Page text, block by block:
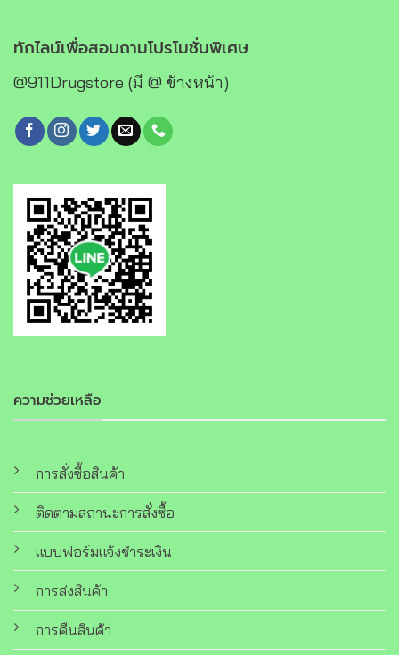
ความช่วยเหลือ
การสั่งซื้อสินค้า
ติดตามสถานะการสั่งซื้อ
แบบฟอร์มแจ้งชำระเงิน
การส่งสินค้า
การคืนสินค้า
ทักไลน์เพื่อสอบถามโปรโมชั่นพิเศษ
@911Drugstore (มี @ ข้างหน้า)